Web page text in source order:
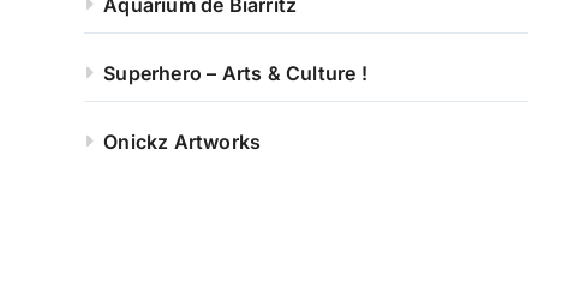
Superhero – Arts & Culture !
Onickz Artworks